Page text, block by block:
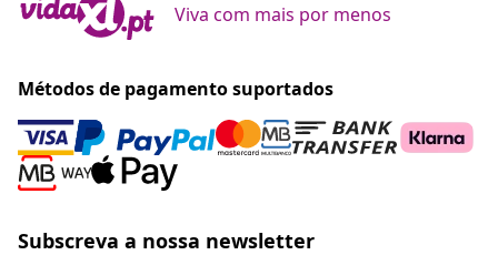
Viva com mais por menos
Métodos de pagamento suportados
Subscreva a nossa newsletter